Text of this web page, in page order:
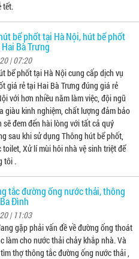
tết.
bể phốt tại Hà Nội, hút bể phốt
Bà Trưng
| 07:20
bể phốt tại Hà Nội cung cấp dịch vụ
giá rẻ tại Hai Bà Trưng đúng giá rẻ
với hơn nhiều năm làm việc, đội ngũ
giàu kinh nghiệm, chất lượng đảm bảo
sẽ đem đến hài lòng với tất cả quý
sau khi sử dụng Thông hút bể phốt,
toilet, Xử lí mùi hôi nhà vệ sinh triệt để
tôi .
tắc đường ống nước thải, thông
Đình
| 11:03
gặp phải vấn đề về đường ống thoát
làm cho nước thải chảy khắp nhà. Và
thợ thông tắc đường ống nước thải ,